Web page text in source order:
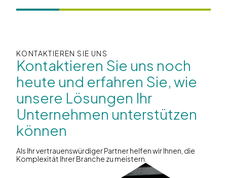
KONTAKTIEREN SIE UNS
Kontaktieren Sie uns noch
heute und erfahren Sie, wie
unsere Lösungen Ihr
Unternehmen unterstützen
können
Als Ihr vertrauenswürdiger Partner helfen wir Ihnen, die
Komplexität Ihrer Branche zu meistern.